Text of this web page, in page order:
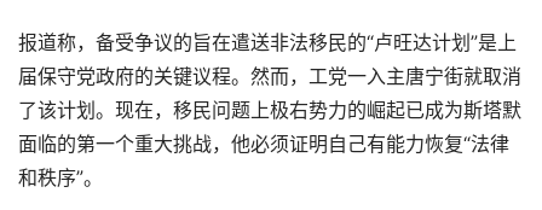
报道称，备受争议的旨在遣送非法移民的“卢旺达计划”是上
届保守党政府的关键议程。然而，工党一入主唐宁街就取消
了该计划。现在，移民问题上极右势力的崛起已成为斯塔默
面临的第一个重大挑战，他必须证明自己有能力恢复“法律
和秩序”。